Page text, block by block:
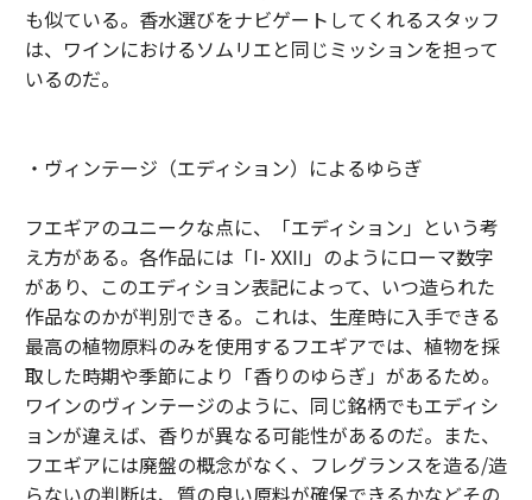
も似ている。香水選びをナビゲートしてくれるスタッフ
は、ワインにおけるソムリエと同じミッションを担って
いるのだ。
・ヴィンテージ（エディション）によるゆらぎ
フエギアのユニークな点に、「エディション」という考
え方がある。各作品には「I- XXII」のようにローマ数字
があり、このエディション表記によって、いつ造られた
作品なのかが判別できる。これは、生産時に入手できる
最高の植物原料のみを使用するフエギアでは、植物を採
取した時期や季節により「香りのゆらぎ」があるため。
ワインのヴィンテージのように、同じ銘柄でもエディシ
ョンが違えば、香りが異なる可能性があるのだ。また、
フエギアには廃盤の概念がなく、フレグランスを造る/造
らないの判断は、質の良い原料が確保できるかなどその